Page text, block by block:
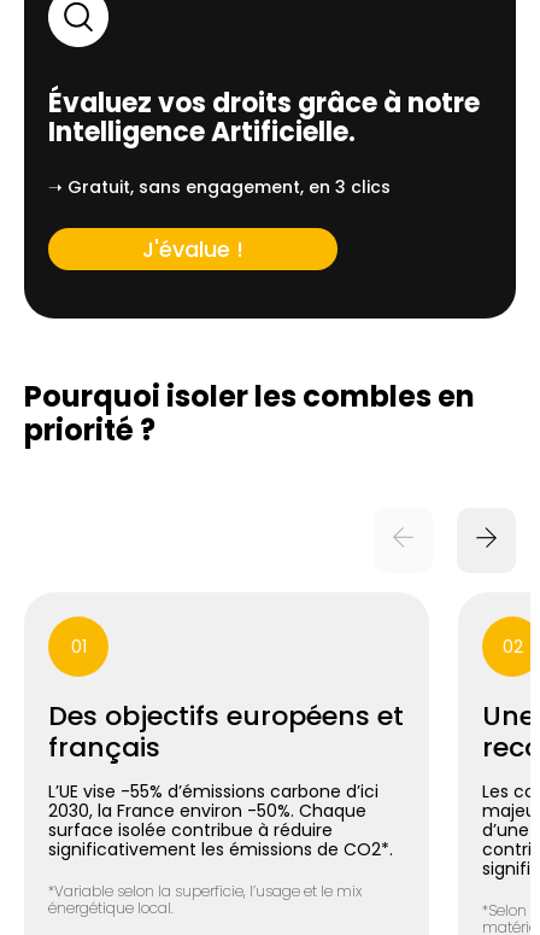
Évaluez vos droits grâce à notre
Intelligence Artificielle.
➝ Gratuit, sans engagement, en 3 clics
J'évalue !
Pourquoi isoler les combles en
priorité ?
01
Des objectifs européens et
français
L’UE vise -55% d’émissions carbone d’ici
2030, la France environ -50%. Chaque
surface isolée contribue à réduire
significativement les émissions de CO2*.
*Variable selon la superficie, l’usage et le mix
énergétique local.
02
Les
d’une
*Selon